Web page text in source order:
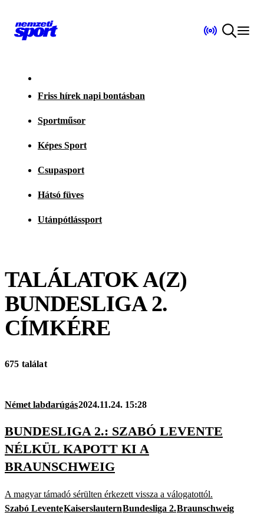
Friss hírek napi bontásban
Sportműsor
Képes Sport
Csupasport
Hátsó füves
Utánpótlássport
TALÁLATOK A(Z)
BUNDESLIGA 2.
CÍMKÉRE
675 találat
Német labdarúgás2024.11.24. 15:28
BUNDESLIGA 2.: SZABÓ LEVENTE
NÉLKÜL KAPOTT KI A
BRAUNSCHWEIG
A magyar támadó sérülten érkezett vissza a válogatottól.
Szabó LeventeKaiserslauternBundesliga 2.Braunschweig